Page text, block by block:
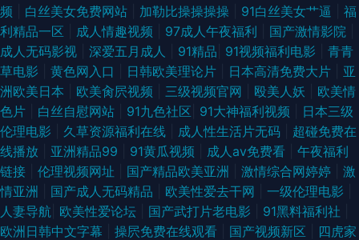
频
白丝美女免费网站 加勒比操操操操 91白丝美女艹逼
福
利精品一区
成人情趣视频 97成人午夜福利 国产激情影院
成人无码影视
深爱五月成人 91精品 91视频福利电影
青青
草电影
黄色网入口 日韩欧美理论片 日本高清免费大片
亚
洲欧美日本
欧美肏屄视频 三级视频官网 殴美人妖
欧美情
色片
白丝自慰网站 91九色社区 91大神福利视频
日本三级
伦理电影
久草资源福利在线 成人性生活片无码
超碰免费在
线播放
亚洲精品99 91黄瓜视频 成人av免费看
午夜福利
链接
伦理视频网址 国产精品欧美亚洲 激情综合网婷婷
激
情亚洲
国产成人无码精品 欧美性爱去干网 一级伦理电影
人妻导航 欧美性爱论坛 国产武打片老电影 91黑料福利社
欧洲日韩中文字幕
操屄免费在线观看 国产视频新区
四虎家